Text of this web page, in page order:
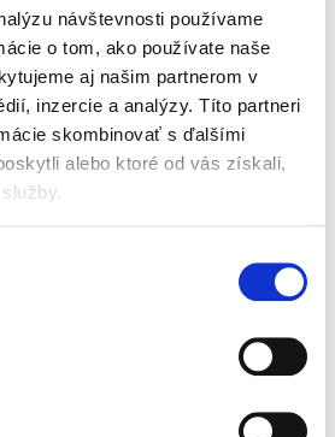
návštevnosti používame
o tom, ako používate naše
aj našim partnerom v
inzercie a analýzy. Títo partneri
skombinovať s ďalšími
alebo ktoré od vás získali,
piatej časti Trestného
aj všetkých doteraz
Žaloba na obnovu